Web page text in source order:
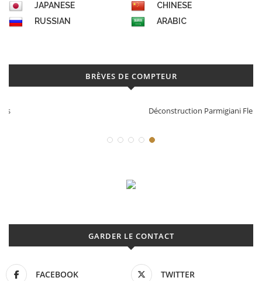
JAPANESE
CHINESE
RUSSIAN
ARABIC
BRÈVES DE COMPTEUR
Déconstruction Parmigiani Fleurier
GARDER LE CONTACT
FACEBOOK TWITTER